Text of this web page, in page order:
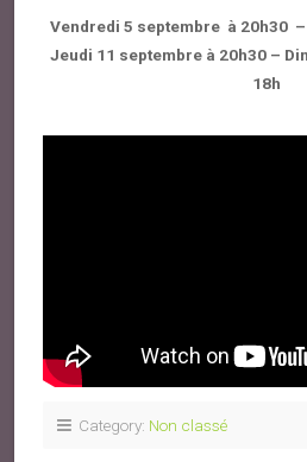
Vendredi 5 septembre à 20h30
Jeudi 11 septembre à 20h30 –
18h
Category: Non classé